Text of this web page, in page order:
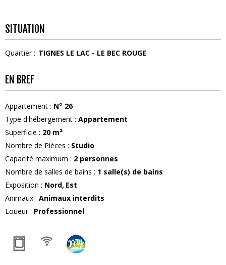
SITUATION
Quartier : TIGNES LE LAC - LE BEC ROUGE
EN BREF
Appartement : N° 26
Type d'hébergement : Appartement
Superficie : 20 m²
Nombre de Pièces : Studio
Capacité maximum : 2 personnes
Nombre de salles de bains : 1 salle(s) de bains
Exposition : Nord Est
Animaux : Animaux interdits
Loueur: Professionnel